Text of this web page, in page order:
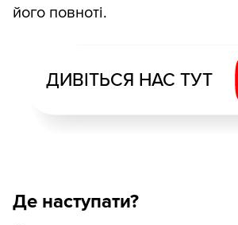
його повноті.
ДИВІТЬСЯ НАС ТУТ
Де наступати?